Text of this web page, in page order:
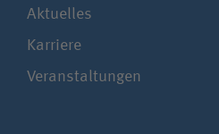
Aktuelles
Karriere
Veranstaltungen